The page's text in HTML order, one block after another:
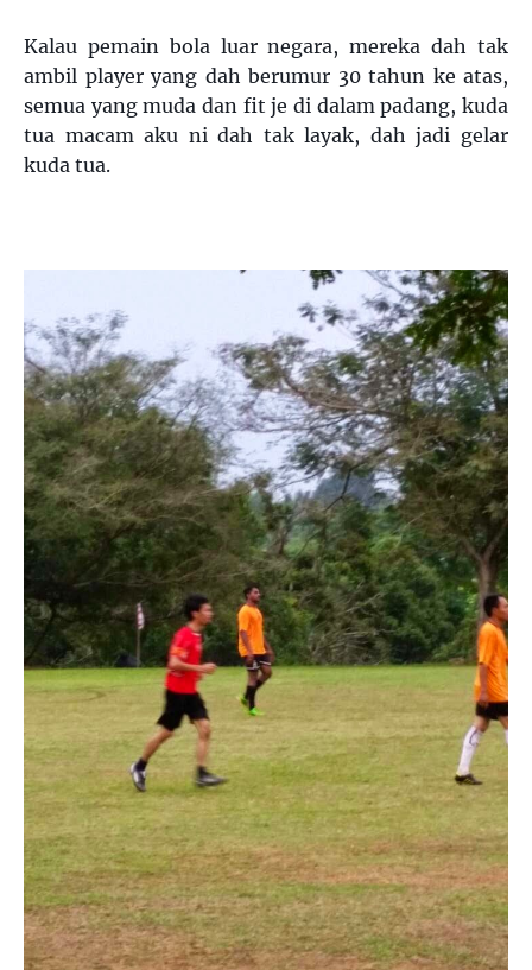
Kalau pemain bola luar negara, mereka dah tak
ambil player yang dah berumur 30 tahun ke atas,
semua yang muda dan fit je di dalam padang, kuda
tua macam aku ni dah tak layak, dah jadi gelar
kuda tua.